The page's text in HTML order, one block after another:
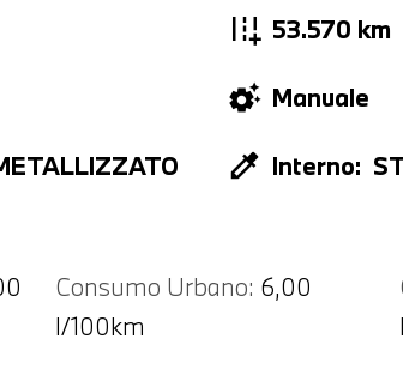
add_road 53.570 km
settings_suggest Manuale
colorize Interno:
Consumo Urbano: 6,00
l/100km